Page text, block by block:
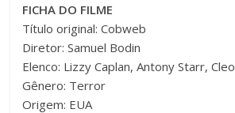
FICHA DO FILME
Título original: Cobweb
Diretor: Samuel Bodin
Elenco: Lizzy Caplan, Antony Starr,
Gênero: Terror
Origem: EUA